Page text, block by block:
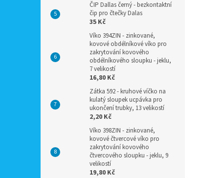
ČIP Dallas černý - bezkontaktní
čip pro čtečky Dalas
35 Kč
Víko 394ZIN - zinkované,
kovové obdélníkové víko pro
zakrytování kovového
obdélníkového sloupku - jeklu,
7 velikostí
16,80 Kč
Zátka 592 - kruhové víčko na
kulatý sloupek ucpávka pro
ukončení trubky, 13 velikostí
2,20 Kč
Víko 398ZIN - zinkované,
kovové čtvercové víko pro
zakrytování kovového
čtvercového sloupku - jeklu, 9
velikostí
19,80 Kč